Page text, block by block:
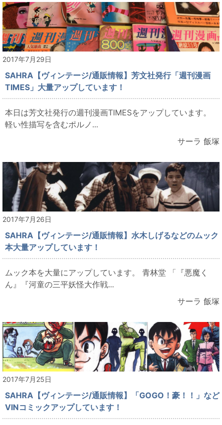
2017年7月29日
SAHRA【ヴィンテージ/通販情報】芳文社発行「週刊漫画
TIMES」大量アップしています！
本日は芳文社発行の週刊漫画TIMESをアップしています。
軽い性描写を含むポルノ...
サーラ 飯塚
2017年7月26日
SAHRA【ヴィンテージ/通販情報】水木しげるなどのムック
本大量アップしています！
ムック本を大量にアップしています。 青林堂 「『悪魔く
ん』『河童の三平妖怪大作戦...
サーラ 飯塚
2017年7月25日
SAHRA【ヴィンテージ/通販情報】「GOGO！豪！！」など
VINコミックアップしています！